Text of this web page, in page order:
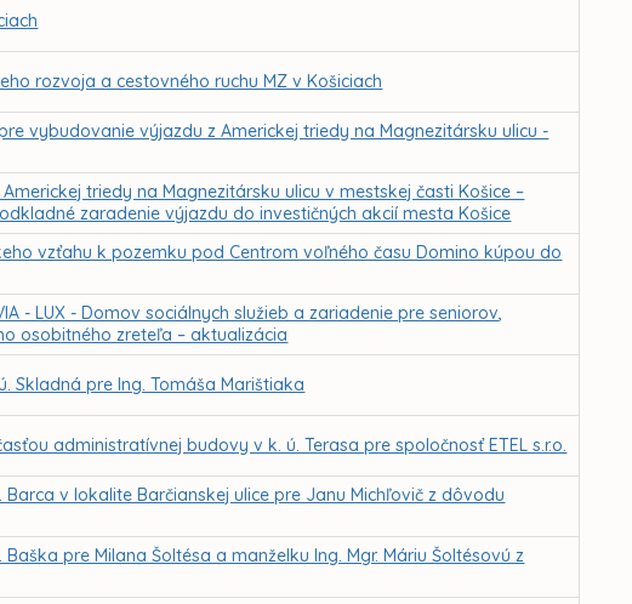
rozvoja a cestovného ruchu MZ v Košiciach
vybudovanie výjazdu z Americkej triedy na Magnezitársku ulicu -
triedy na Magnezitársku ulicu v mestskej časti Košice –
zaradenie výjazdu do investičných akcií mesta Košice
vzťahu k pozemku pod Centrom voľného času Domino kúpou do
- LUX - Domov sociálnych služieb a zariadenie pre seniorov,
osobitného zreteľa – aktualizácia
Skladná pre Ing. Tomáša Marištiaka
administratívnej budovy v k. ú. Terasa pre spoločnosť ETEL s.r.o.
v lokalite Barčianskej ulice pre Janu Michľovič z dôvodu
pre Milana Šoltésa a manželku Ing. Mgr. Máriu Šoltésovú z